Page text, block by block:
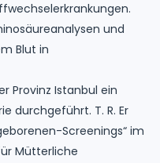
und
Blut in
Provinz Istanbul ein
durchgeführt. T. R. Er
Screenings“ im
Mütterliche